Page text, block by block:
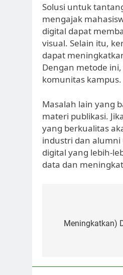
Solusi untuk
mengajak
digital dapat
visual. Selain itu,
dapat
Dengan metode
komunitas kampus.
Masalah lain yang
materi publikasi.
yang berkualitas
industri dan
digital yang lebih-
data dan
navigation
Meningkatkan)